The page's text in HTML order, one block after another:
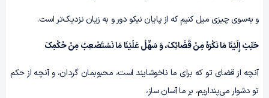
و به‌سوی چیزی میل کنیم که از پایان نیکو دور و به زیان نزدیک‌تر است.
حَبِّبْ إِلَیْنَا مَا نَکْرَهُ مِنْ قَضَائِکَ، وَ سَهِّلْ عَلَیْنَا مَا نَسْتَصْعِبُ مِنْ حُکْمِکَ
آنچه از قضای تو که برای ما ناخوشایند است، محبوبمان گردان، و آنچه از حکم
تو دشوار می‌پنداریم، بر ما آسان ساز،